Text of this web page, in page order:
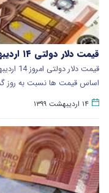
قیمت دلار دولتی ۱۴ اردیبهشت ۹۹/ نرخ ۴۷ ارز عمده اعلام شد
اساس قیمت ها نسبت به روز
۱۴ اردیبهشت ۱۳۹۹